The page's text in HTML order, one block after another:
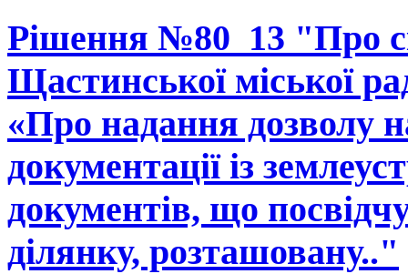
Рішення №80_13 "Про
Щастинської міської
«Про надання дозволу
документації із
документів, що
ділянку, розташовану.."